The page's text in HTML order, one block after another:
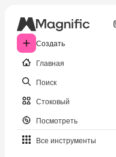
Создать
Главная
Поиск
Стоковый
Посмотреть
Все инструменты